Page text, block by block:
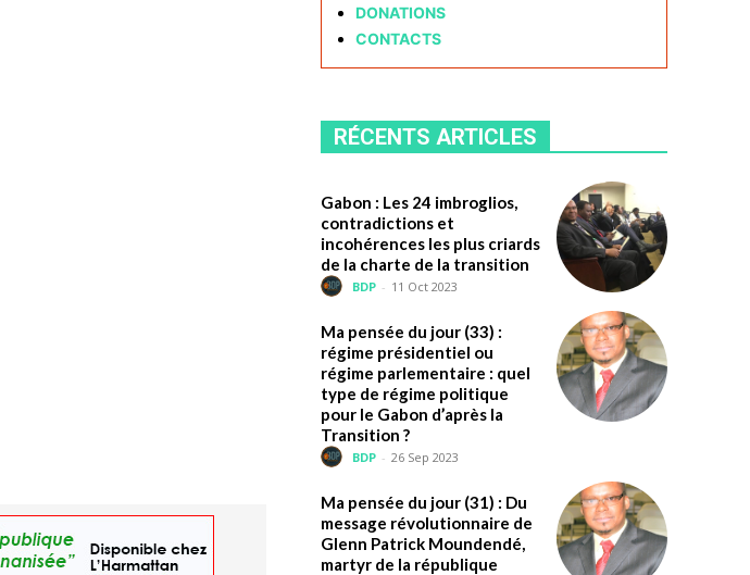
DONATIONS
CONTACTS
RÉCENTS ARTICLES
Gabon : Les 24 imbroglios,
contradictions et
incohérences les plus criards
de la charte de la transition
BDP - 11 Oct 2023
Ma pensée du jour (33) :
régime présidentiel ou
régime parlementaire : quel
type de régime politique
pour le Gabon d’après la
Transition ?
BDP - 26 Sep 2023
Ma pensée du jour (31) : Du
message révolutionnaire de
Glenn Patrick Moundendé,
martyr de la république